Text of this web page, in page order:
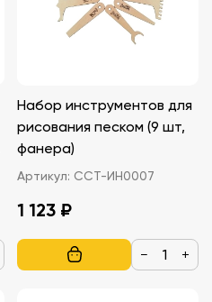
Набор инструментов для
рисования песком (9 шт,
фанера)
Артикул: ССТ-ИН0007
1 123 ₽
− +